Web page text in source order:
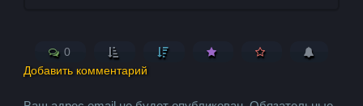
0
Добавить комментарий